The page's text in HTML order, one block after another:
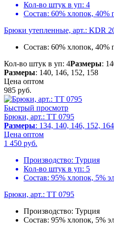
Кол-во штук в уп: 4
Состав: 60% хлопок, 40%
Брюки утепленные, арт.: KDR
Состав: 60% хлопок, 40%
Кол-во штук в уп: 4Размеры:
Размеры: 140, 146, 152, 158
Цена оптом
985 руб.
Быстрый просмотр
Брюки, арт.: TT 0795
Размеры: 134, 140, 146, 152, 164
Цена оптом
1 450 руб.
Производство: Турция
Кол-во штук в уп: 5
Состав: 95% хлопок, 5%
Брюки, арт.: TT 0795
Производство: Турция
Состав: 95% хлопок, 5%